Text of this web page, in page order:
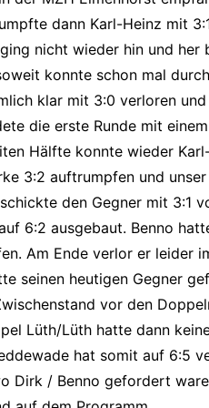
dann Karl-Heinz mit
nicht wieder hin und her
konnte schon mal
klar mit 3:0 verloren
die erste Runde mit
Hälfte konnte wieder
3:2 auftrumpfen und
den Gegner mit 3:1
6:2 ausgebaut. Benno
Am Ende verlor er leider
seinen heutigen Gegner
vor den
Lüth/Lüth hatte dann
hat somit auf 6:5
Dirk / Benno gefordert